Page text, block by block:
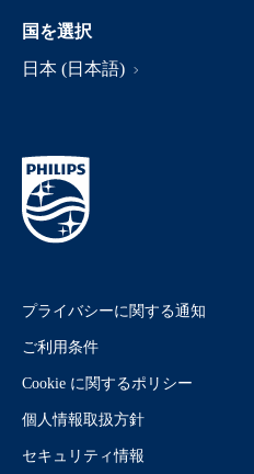
国を選択
日本 (日本語)
プライバシーに関する通知
ご利用条件
Cookie に関するポリシー
個人情報取扱方針
セキュリティ情報